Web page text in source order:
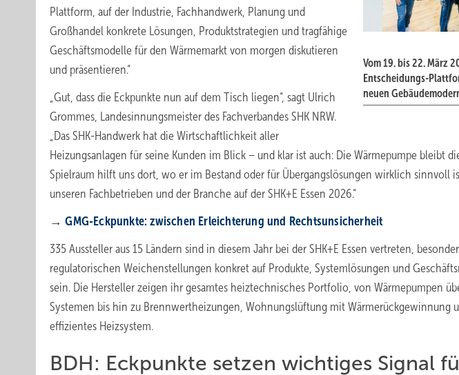
Vom 19. bis 22. März
Entscheidungs-
neuen
Plattform, auf der Industrie, Fachhandwerk, Planung und
Großhandel konkrete Lösungen, Produktstrategien und tragfähige
Geschäftsmodelle für den Wärmemarkt von morgen diskutieren
und präsentieren.“
„Gut, dass die Eckpunkte nun auf dem Tisch liegen“, sagt Ulrich
Grommes, Landesinnungsmeister des Fachverbandes SHK NRW.
„Das SHK-Handwerk hat die Wirtschaftlichkeit aller
Heizungsanlagen für seine Kunden im Blick – und klar ist auch: Die Wärmepumpe bleibt
Spielraum hilft uns dort, wo er im Bestand oder für Übergangslösungen wirklich sinnvoll
unseren Fachbetrieben und der Branche auf der SHK+E Essen 2026.“
→GMG-Eckpunkte: zwi­schen Er­leich­te­rung und Rechts­un­si­cher­heit
335 Aussteller aus 15 Ländern sind in diesem Jahr bei der SHK+E Essen vertreten,
regulatorischen Weichenstellungen konkret auf Produkte, Systemlösungen und
sein. Die Hersteller zeigen ihr gesamtes heiztechnisches Portfolio, von Wärmepumpen
Systemen bis hin zu Brennwertheizungen, Wohnungslüftung mit Wärmerückgewinnung
effizientes Heizsystem.
BDH: Eckpunkte setzen wichtiges Signal